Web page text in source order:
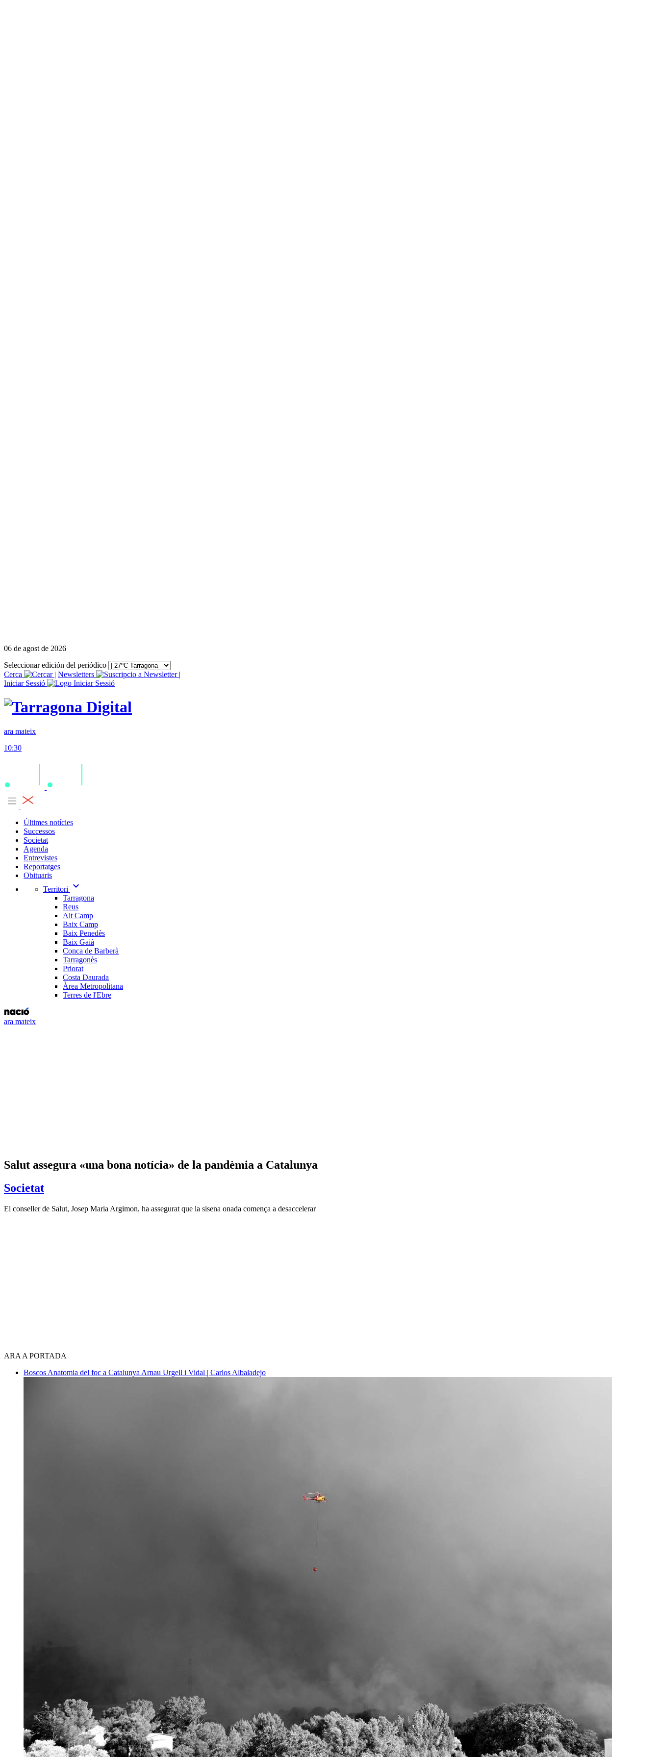
06 de agost de 2026
Seleccionar edición del periódico
Cerca
| Newsletters
|
Iniciar Sessió
ara mateix
10:30
Últimes notícies
Successos
Societat
Agenda
Entrevistes
Reportatges
Obituaris
Territori
expand_more
Tarragona
Reus
Alt Camp
Baix Camp
Baix Penedès
Baix Gaià
Conca de Barberà
Tarragonès
Priorat
Costa Daurada
Àrea Metropolitana
Terres de l'Ebre
ara mateix
Salut assegura «una bona notícia» de la pandèmia a Catalunya
Societat
El conseller de Salut, Josep Maria Argimon, ha assegurat que la sisena onada comença a desaccelerar
ARA A PORTADA
Boscos Anatomia del foc a Catalunya Arnau Urgell i Vidal | Carlos Albaladejo